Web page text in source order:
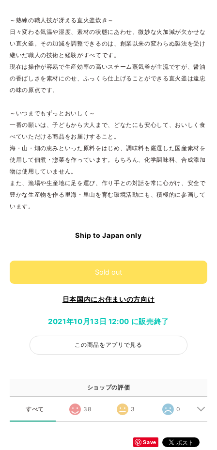
～熟練の職人技が冴える直火釜炊き～
日々変わる気温や湿度、素材の状態にあわせ、微妙な火加減が欠かせな
い直火釜。その加減を調整できるのは、創業以来の変わらぬ製法を受け
継いだ職人の技術と経験がすべてです。
現在は操作が容易で生産効率の高いスチーム蒸気釜が主流ですが、醤油
の香ばしさを素材にのせ、ふっくら仕上げることができる直火釜は遠忠
の味の原点です。
～いつまでもずっとおいしく～
一番の願いは、子どもから大人まで、どなたにも安心して、おいしく食
べていただける商品をお届けすること。
海・山・畑の恵みといった原料をはじめ、調味料も厳選した国産素材を
使用して佃煮・惣菜を作っています。もちろん、化学調味料、合成添加
物は使用していません。
また、漁場や生産地に足を運び、作り手との対話を常に心がけ、安全で
豊かな生産物を作る里海・里山を育む環境活動にも、積極的に参画して
います。
Ship to Japan only
Sold out
日本国内にお住まいの方向け
2021年10月13日 12:00 に販売終了
この商品をアプリで見る
ショップの評価
すべて 38 3 0
Save